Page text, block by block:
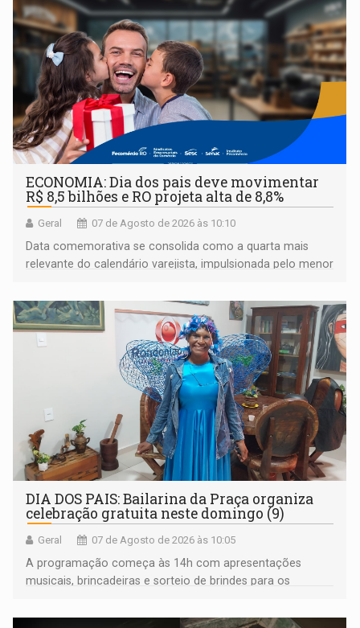
ECONOMIA: Dia dos pais deve movimentar
R$ 8,5 bilhões e RO projeta alta de 8,8%
Geral 07 de Agosto de 2026 às 10:10
Data comemorativa se consolida como a quarta mais
relevante do calendário varejista, impulsionada pelo menor
média do trabalhador
DIA DOS PAIS: Bailarina da Praça organiza
celebração gratuita neste domingo (9)
Geral 07 de Agosto de 2026 às 10:05
A programação começa às 14h com apresentações
musicais, brincadeiras e sorteio de brindes para os
bolo e canto de parabéns dedicado aos pais